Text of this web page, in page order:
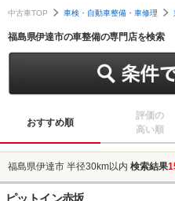
中古車TOP 車検・自動車整備・車修理
福島県伊達市の車整備の専門店を検索
おすすめ順
評価の
高い順
福島県伊達市 半径30km以内 検索結果
ピットイン赤坂